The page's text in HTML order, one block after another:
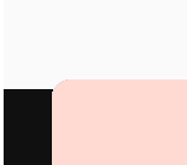
वीडियो